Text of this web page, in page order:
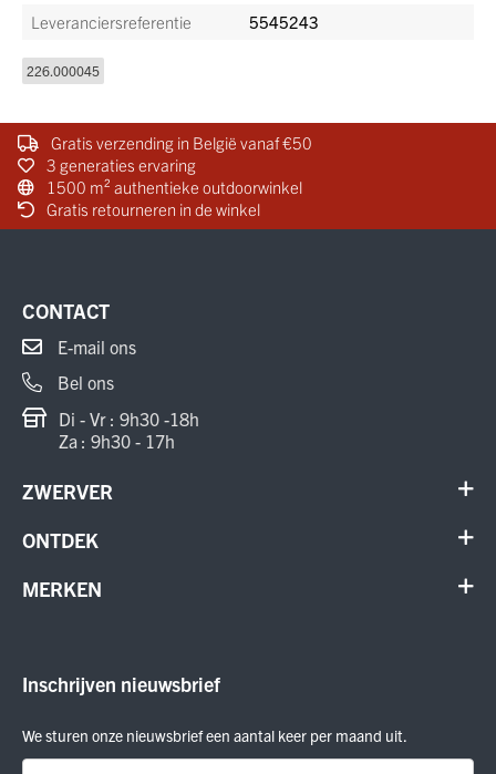
Leveranciersreferentie
5545243
226.000045
Gratis verzending in België vanaf €50
3 generaties ervaring
1500 m² authentieke outdoorwinkel
Gratis retourneren in de winkel
ZWERVER
Contact
Annuleer order
ONTDEK
Schoenen
MERKEN
Smartwool
Nitro
CONTACT
E-mail ons
Bel ons
Di - Vr : 9h30 -18h
Za : 9h30 - 17h
Inschrijven nieuwsbrief
We sturen onze nieuwsbrief een aantal keer per maand uit.